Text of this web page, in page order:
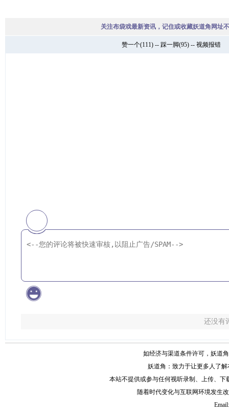
关注布袋戏最新资讯，记住或收藏妖道角网址
赞一个(111) -- 踩一脚(95) -- 视频报错
还没有
如经济与渠道条件许可，妖道
妖道角：致力于让更多人了
本站不提供或参与任何视听录制、上传、
随着时代变化与互联网环境发生